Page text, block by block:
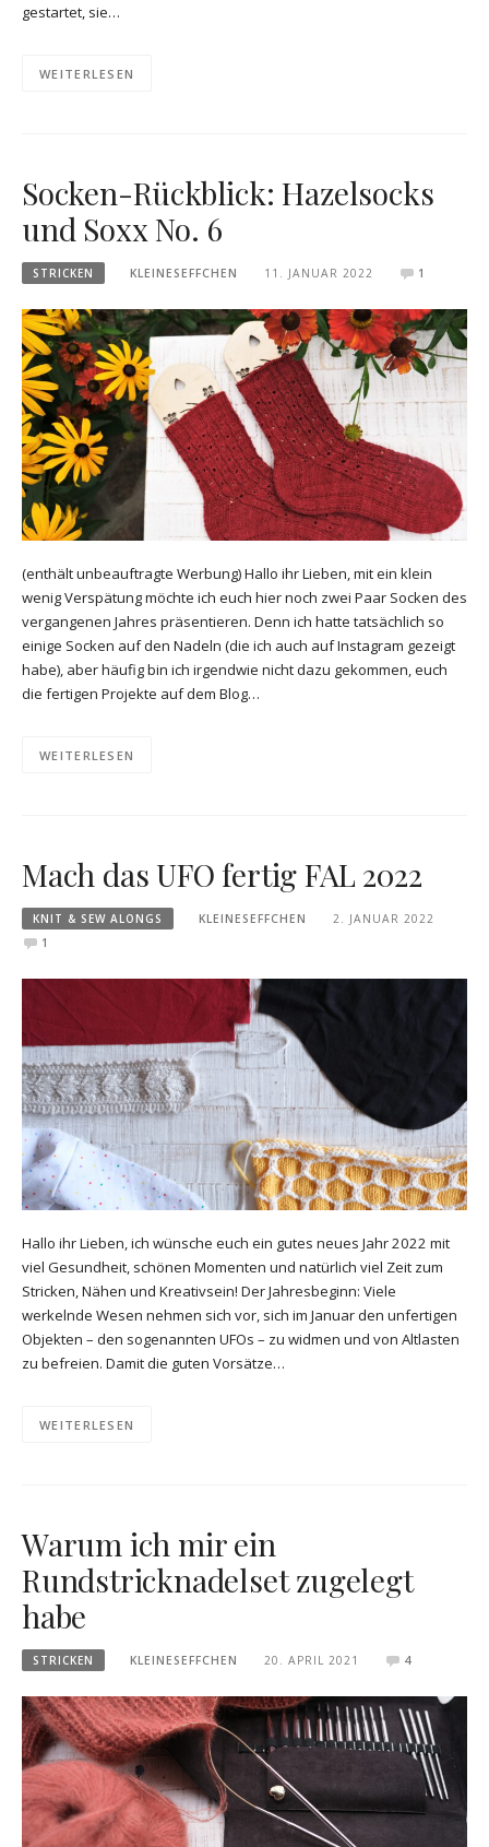
gestartet, sie…
WEITERLESEN
Socken-Rückblick: Hazelsocks
und Soxx No. 6
STRICKEN KLEINESEFFCHEN 11. JANUAR 2022 1
(enthält unbeauftragte Werbung) Hallo ihr Lieben, mit ein klein
wenig Verspätung möchte ich euch hier noch zwei Paar Socken des
vergangenen Jahres präsentieren. Denn ich hatte tatsächlich so
einige Socken auf den Nadeln (die ich auch auf Instagram gezeigt
habe), aber häufig bin ich irgendwie nicht dazu gekommen, euch
die fertigen Projekte auf dem Blog…
WEITERLESEN
Mach das UFO fertig FAL 2022
KNIT & SEW ALONGS KLEINESEFFCHEN
2. JANUAR 2022
1
Hallo ihr Lieben, ich wünsche euch ein gutes neues Jahr 2022 mit
viel Gesundheit, schönen Momenten und natürlich viel Zeit zum
Stricken, Nähen und Kreativsein! Der Jahresbeginn: Viele
werkelnde Wesen nehmen sich vor, sich im Januar den unfertigen
Objekten – den sogenannten UFOs – zu widmen und von Altlasten
zu befreien. Damit die guten Vorsätze…
WEITERLESEN
Warum ich mir ein
Rundstricknadelset zugelegt
habe
STRICKEN KLEINESEFFCHEN 20. APRIL 2021 4